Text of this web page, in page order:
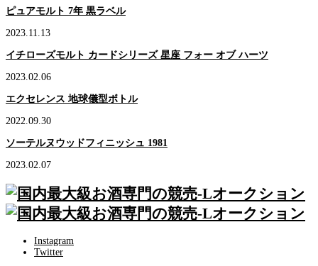
ピュアモルト 7年 黒ラベル
2023.11.13
イチローズモルト カードシリーズ 星座 フォー オブ ハーツ
2023.02.06
エクセレンス 地球儀型ボトル
2022.09.30
ソーテルヌウッドフィニッシュ 1981
2023.02.07
Instagram
Twitter